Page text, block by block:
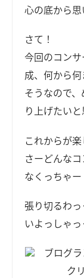
心の底から思
さて！
今回のコン
成、何から
そうなので
り上げたい
これからが楽
さーどんな
なくっちゃー
張り切るわっ
いよっしゃっ
ブログラ
ク